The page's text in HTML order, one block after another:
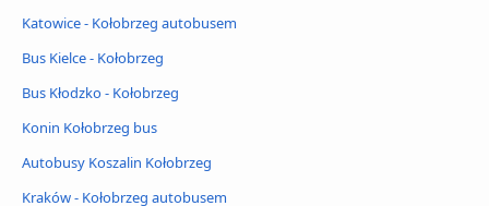
Katowice - Kołobrzeg autobusem
Bus Kielce - Kołobrzeg
Bus Kłodzko - Kołobrzeg
Konin Kołobrzeg bus
Autobusy Koszalin Kołobrzeg
Kraków - Kołobrzeg autobusem